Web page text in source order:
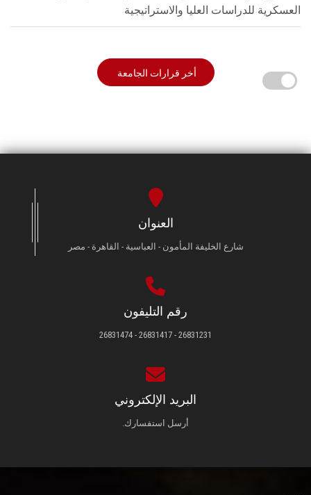
العسكرية للدراسات العليا والاستراتيجية
أخر قرارات الجامعة
العنوان
شارع الخليفة المأمون - العباسية - القاهرة - مصر
رقم التليفون
26831231 - 26831417 - 26831474
البريد الإلكتروني
أرسل استفسارك.